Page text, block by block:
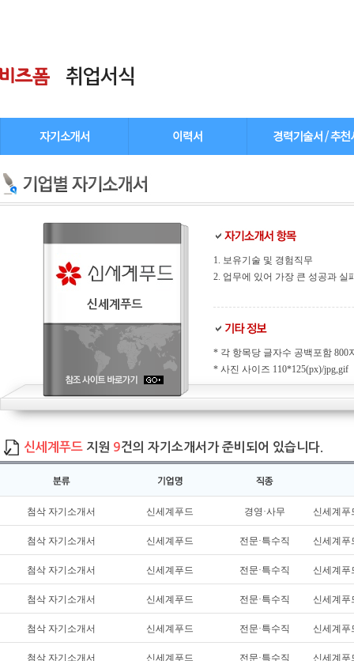
신세계푸드
1. 보유기술 및 경험직무
2. 업무에 있어 가장 큰 성공과 실
* 각 항목당 글자수 공백포함 800
* 사진 사이즈 110*125(px)/jpg,gif
신세계푸드 지원 9건의 자기소개서가 준비되어 있습니다.
첨삭 자기소개서 신세계푸드 경영·사무 신세계푸
첨삭 자기소개서 신세계푸드 전문·특수직 신세계푸
첨삭 자기소개서 신세계푸드 전문·특수직 신세계푸
첨삭 자기소개서 신세계푸드 전문·특수직 신세계푸
첨삭 자기소개서 신세계푸드 전문·특수직 신세계푸
첨삭 자기소개서 신세계푸드 전문·특수직 신세계푸